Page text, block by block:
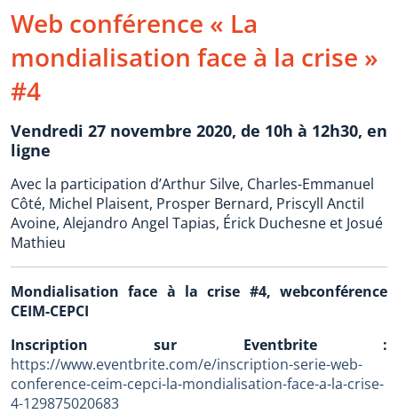
Web conférence « La
mondialisation face à la crise »
#4
Vendredi 27 novembre 2020, de 10h à 12h30, en
ligne
Avec la participation d’Arthur Silve, Charles-Emmanuel
Côté, Michel Plaisent, Prosper Bernard, Priscyll Anctil
Avoine, Alejandro Angel Tapias, Érick Duchesne et Josué
Mathieu
Mondialisation face à la crise #4, webconférence
CEIM-CEPCI
Inscription sur Eventbrite :
https://www.eventbrite.com/e/inscription-serie-web-
conference-ceim-cepci-la-mondialisation-face-a-la-crise-
4-129875020683